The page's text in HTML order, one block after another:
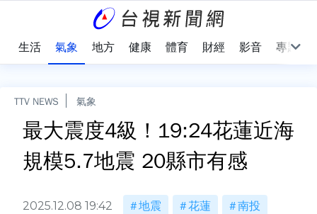
生活 氣象 地方 健康 體育 財經 影音 專題
TTV NEWS 氣象
最大震度4級！19:24花蓮近海
規模5.7地震 20縣市有感
2025.12.08 19:42 地震 花蓮 南投